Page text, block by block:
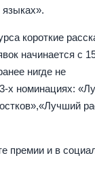
короткие
начинается с
нигде не
х номинациях:
премии и в